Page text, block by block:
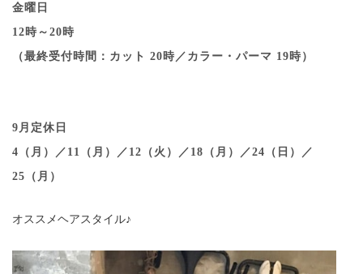
金曜日
12時～20時
（最終受付時間：カット 20時／カラー・パーマ 19時）
9月定休日
4（月）／11（月）／12（火）／18（月）／24（日）／
25（月）
オススメヘアスタイル♪